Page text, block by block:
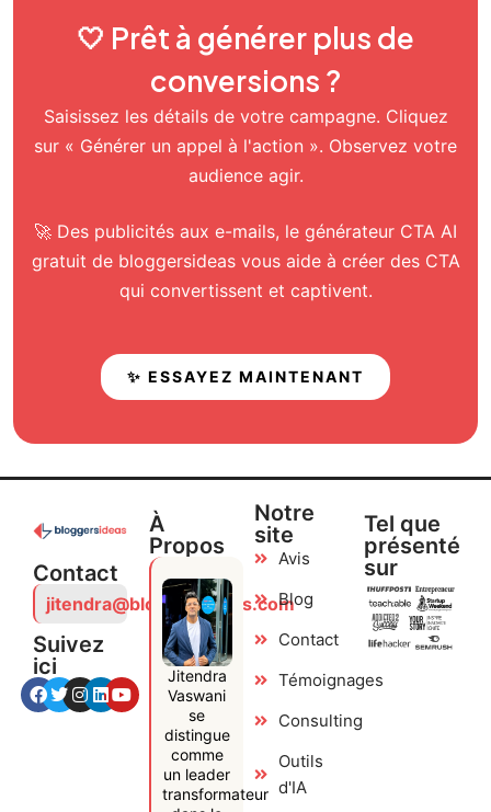
🤍 Prêt à générer plus de
conversions ?
Saisissez les détails de votre campagne. Cliquez
sur « Générer un appel à l'action ». Observez votre
audience agir.
🚀 Des publicités aux e-mails, le générateur CTA AI
gratuit de bloggersideas vous aide à créer des CTA
qui convertissent et captivent.
✨ ESSAYEZ MAINTENANT
Contact
jitendra@bloggersideas.com
Suivez
ici
À
Propos
Jitendra
Vaswani
se
distingue
comme
un leader
transformateur
Notre
site
Avis
Blog
Contact
Témoignages
Consulting
Outils
d'IA
Tel que
présenté
sur